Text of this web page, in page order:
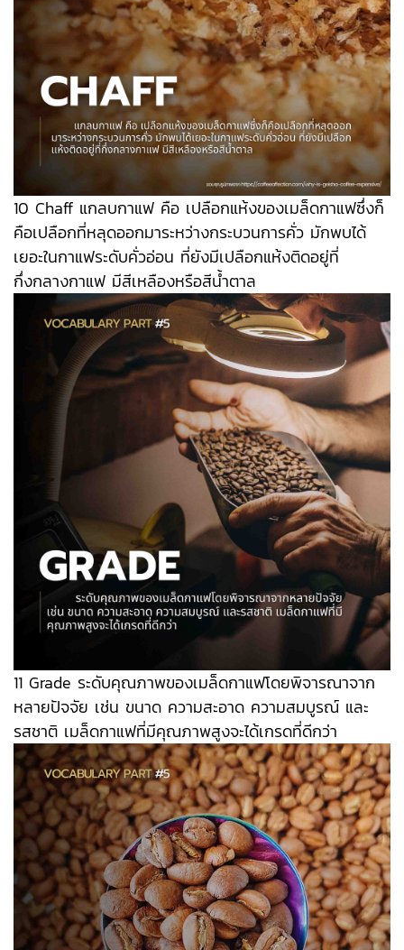
10 Chaff แกลบกาแฟ คือ เปลือกแห้งของเมล็ดกาแฟซึ่งก็
คือเปลือกที่หลุดออกมาระหว่างกระบวนการคั่ว มักพบได้
เยอะในกาแฟระดับคั่วอ่อน ที่ยังมีเปลือกแห้งติดอยู่ที่
กึ่งกลางกาแฟ มีสีเหลืองหรือสีน้ำตาล
11 Grade ระดับคุณภาพของเมล็ดกาแฟโดยพิจารณาจาก
หลายปัจจัย เช่น ขนาด ความสะอาด ความสมบูรณ์ และ
รสชาติ เมล็ดกาแฟที่มีคุณภาพสูงจะได้เกรดที่ดีกว่า